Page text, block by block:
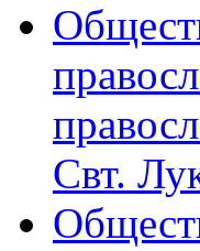
Свт.